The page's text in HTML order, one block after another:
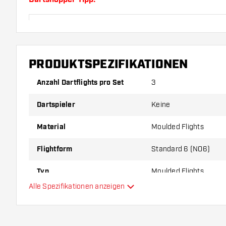
Probieren Sie eine andere Form, ein anderes
Dicke der Flights aus, um herauszufinden, welche
PRODUKTSPEZIFIKATIONEN
Anzahl Dartflights pro Set 3
Dartspieler Keine
Material Moulded Flights
Flightform Standard 6 (NO6)
Typ Moulded Flights
Alle Spezifikationen anzeigen